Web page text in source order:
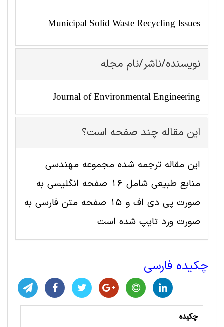
Municipal Solid Waste Recycling Issues
نویسنده/ناشر/نام مجله
Journal of Environmental Engineering
این مقاله چند صفحه است؟
این مقاله ترجمه شده مجموعه مهندسی
منابع طبيعی شامل 16 صفحه انگلیسی به
صورت پی دی اف و 15 صفحه متن فارسی به
صورت ورد تایپ شده است
چکیده فارسی
چکیده